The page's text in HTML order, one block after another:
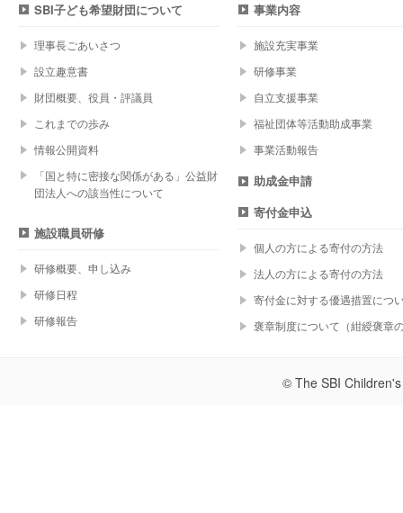
SBI子ども希望財団について
理事長ごあいさつ
設立趣意書
財団概要、役員・評議員
これまでの歩み
情報公開資料
「国と特に密接な関係がある」公益財
団法人への該当性について
施設職員研修
研修概要、申し込み
研修日程
研修報告
事業内容
施設充実事業
研修事業
自立支援事業
福祉団体等活動助成事業
事業活動報告
助成金申請
寄付金申込
個人の方による寄付の方法
法人の方による寄付の方法
寄付金に対する優遇措置につ
褒章制度について（紺綬褒章
© The SBI